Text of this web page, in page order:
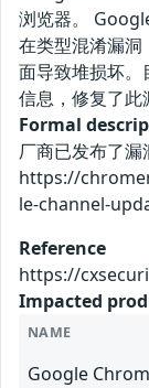
浏览器。
在类型混淆漏
面导致堆损坏
信息，修复了此
Formal
厂商已发布了漏
https://
le-channel-
Reference
https://
Impacted
NAME
Google